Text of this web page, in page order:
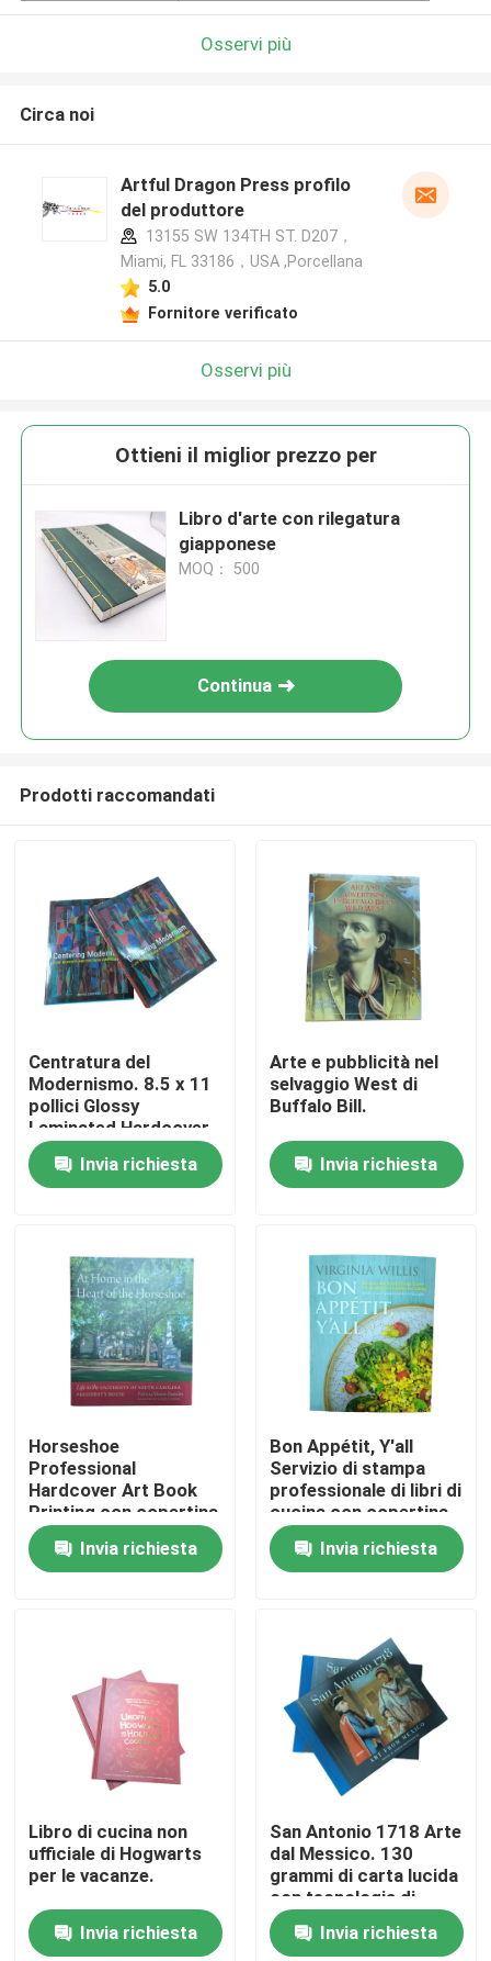
Casa
Prodotti
Video
Circa noi
Contattici
Notizie
Stampa dei libri da tavola
Stampa delle carte del tarot
Osservi più
Circa noi
Artful Dragon Press profilo
del produttore
13155 SW 134TH ST. D207，
Miami, FL 33186，USA ,Porcellana
5.0
Fornitore verificato
Osservi più
Ottieni il miglior prezzo per
Libro d'arte con rilegatura
giapponese
MOQ： 500
Continua
Prodotti raccomandati
Centratura del
Modernismo. 8.5 x 11
pollici Glossy
Laminated Hardcover
Art Book Professional
4C/4C Offset Printing
Service
Invia richiesta
Arte e pubblicità nel
selvaggio West di
Buffalo Bill.
Invia richiesta
Horseshoe
Professional
Hardcover Art Book
Printing con copertina
laminata opaca e
pagine 4CInvia richiesta
Bon Appétit, Y'all
Servizio di stampa
professionale di libri di
cucina con copertina
laminata C1S e pagine
4C per cucina
Invia richiesta
Libro di cucina non
ufficiale di Hogwarts
per le vacanze.
Invia richiesta
San Antonio 1718 Arte
dal Messico. 130
grammi di carta lucida
con tecnologia di
stampa offset.
Invia richiesta